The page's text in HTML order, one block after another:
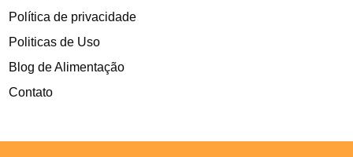
Política de privacidade
Politicas de Uso
Blog de Alimentação
Contato